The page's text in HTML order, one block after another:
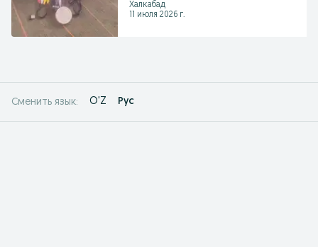
Халкабад
11 июля 2026 г.
Сменить язык: O'Z Рус